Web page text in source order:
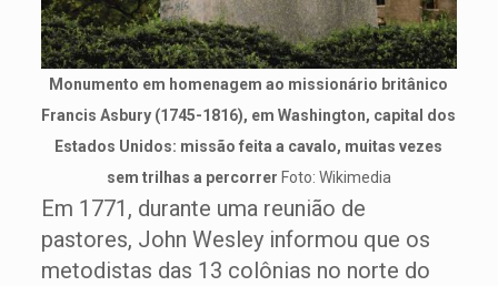
Monumento em homenagem ao missionário britânico
Francis Asbury (1745-1816), em Washington, capital dos
Estados Unidos: missão feita a cavalo, muitas vezes
sem trilhas a percorrer Foto: Wikimedia
Em 1771, durante uma reunião de
pastores, John Wesley informou que os
metodistas das 13 colônias no norte do